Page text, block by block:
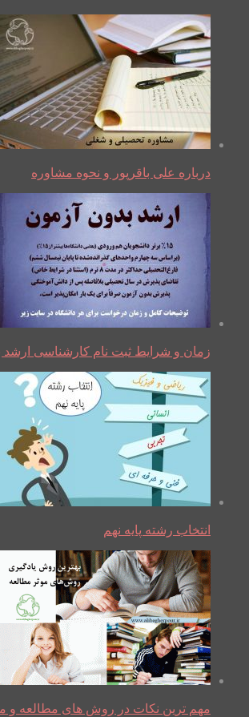
درباره علی باقرپور و نحوه مشاوره
زمان و شرایط ثبت نام کارشناسی ارشد
انتخاب رشته پایه نهم
مهم ترین نکات در روش های مطالعه و